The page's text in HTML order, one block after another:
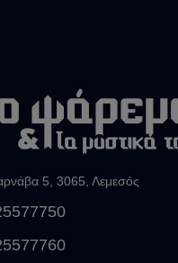
5, 3065, Λεμεσός